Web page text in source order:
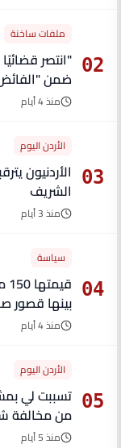
02
ملفات ساخنة
ضمن
منذ 4 أيام
03
الأردن اليوم
الأردنيون
الشريف
منذ 3 أيام
04
سياسة
بينها قصور
منذ 4 أيام
05
الأردن اليوم
من مخالفة
منذ 5 أيام